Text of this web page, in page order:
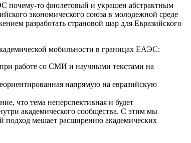
почему-то фиолетовый и украшен абстрактным
экономического союза в молодежной среде
разработать страновой шар для Евразийского
мобильности в границах ЕАЭС:
работе со СМИ и научными текстами на
напрямую на евразийскую
что тема неперспективная и будет
академического сообщества. С этим мы
подход мешает расширению академических